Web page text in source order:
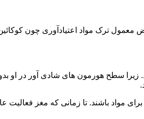
ترک مواد اعتیادآوری چون
سطح هورمون های شادی آور در او
مواد باشند. تا زمانی که مغز فعالیت